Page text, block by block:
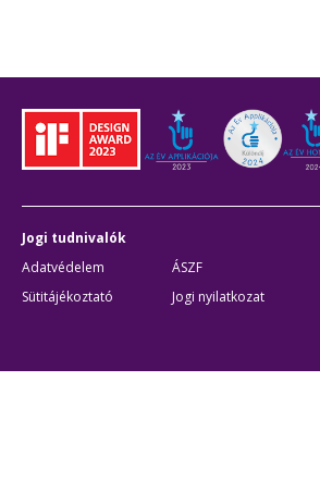
Jogi tudnivalók
Adatvédelem
ÁSZF
Sütitájékoztató
Jogi nyilatkozat